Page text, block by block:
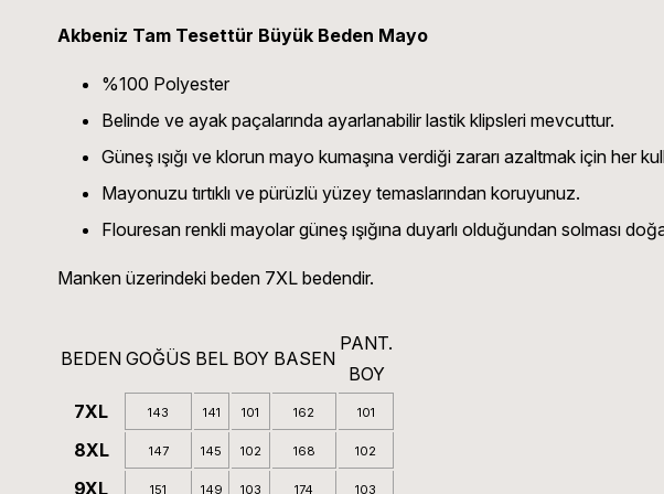
Akbeniz Tam Tesettür Büyük Beden Mayo
%100 Polyester
Belinde ve ayak paçalarında ayarlanabilir lastik klipsleri mevcuttur.
Güneş ışığı ve klorun mayo kumaşına verdiği zararı azaltmak için her
Mayonuzu tırtıklı ve pürüzlü yüzey temaslarından koruyunuz.
Flouresan renkli mayolar güneş ışığına duyarlı olduğundan solması
Manken üzerindeki beden 7XL bedendir.
BEDEN GOĞÜS BEL BOY BASEN
PANT.
BOY
7XL
143 141 101 162 101
8XL 147 145 102 168 102
9XL 151 149 103 174 103